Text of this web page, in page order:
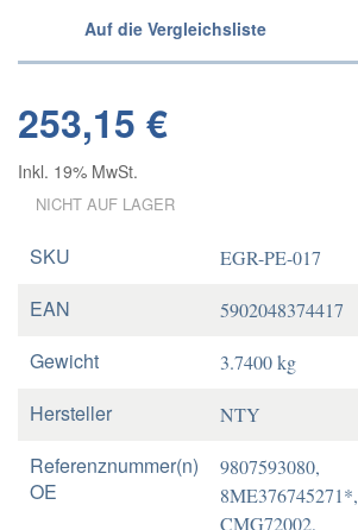
Auf die Vergleichsliste
253,15 €
Inkl. 19% MwSt.
NICHT AUF LAGER
SKU EGR-PE-017
EAN 5902048374417
Gewicht 3.7400 kg
Hersteller NTY
Referenznummer(n)
OE
9807593080,
8ME376745271*,
CMG72002,